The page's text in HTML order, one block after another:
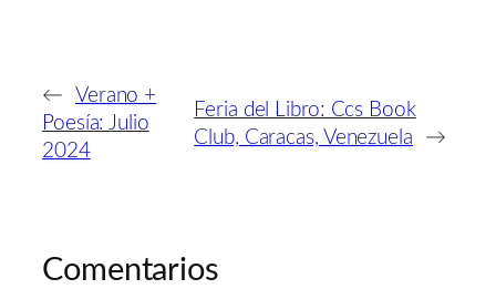
←
Verano +
Poesía: Julio
2024
Feria del Libro: Ccs Book
Club, Caracas, Venezuela
→
Comentarios